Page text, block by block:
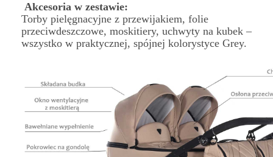
Akcesoria w zestawie:
Torby pielęgnacyjne z przewijakiem, folie
przeciwdeszczowe, moskitiery, uchwyty na kubek –
wszystko w praktycznej, spójnej kolorystyce Grey.